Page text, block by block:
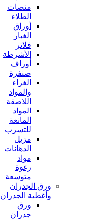
منصات
الطلاء
أوراق
الغبار
فلاتر
الأشرطة
أوراف
صنفرة
الغراء
والمواد
اللاصقة
المواد
المانعة
للتسرب
مزيل
الدهانات
مواد
رغوة
متوسعة
ورق الجدران
وأغطية الجدران
ورق
جدران